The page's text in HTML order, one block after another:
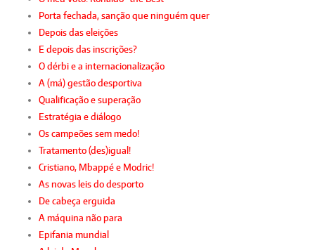
Porta fechada, sanção que ninguém quer
Depois das eleições
E depois das inscrições?
O dérbi e a internacionalização
A (má) gestão desportiva
Qualificação e superação
Estratégia e diálogo
Os campeões sem medo!
Tratamento (des)igual!
Cristiano, Mbappé e Modric!
As novas leis do desporto
De cabeça erguida
A máquina não para
Epifania mundial